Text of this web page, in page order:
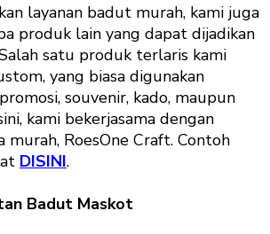
layanan badut murah, kami juga
produk lain yang dapat dijadikan
satu produk terlaris kami
yang biasa digunakan
souvenir, kado, maupun
kami bekerjasama dengan
murah, RoesOne Craft. Contoh
DISINI.
Badut Maskot